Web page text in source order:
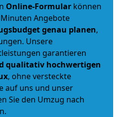
Online-Formular können
Angebote
genau planen,
Unsere
garantieren
qualitativ hochwertigen
, ohne versteckte
auf uns und unser
Sie den Umzug nach